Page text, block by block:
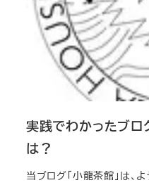
実践でわかったブロ
は？
当ブログ「小龍茶館」は